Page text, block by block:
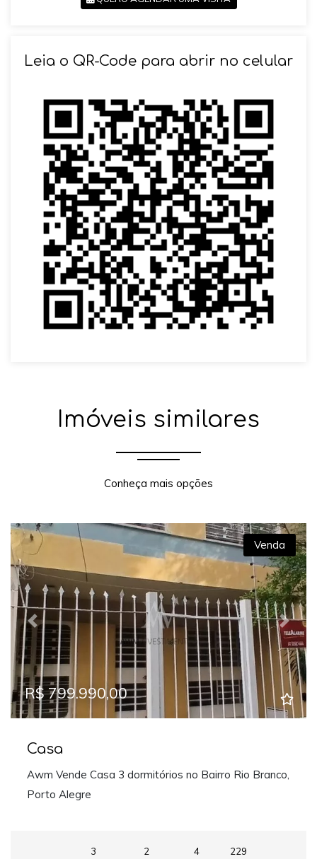
Leia o QR-Code para abrir no celular
Imóveis similares
Conheça mais opções
Previous Next
Venda
R$ 799.990,00
Casa
Awm Vende Casa 3 dormitórios no Bairro Rio Branco,
Porto Alegre
3
2
4
229